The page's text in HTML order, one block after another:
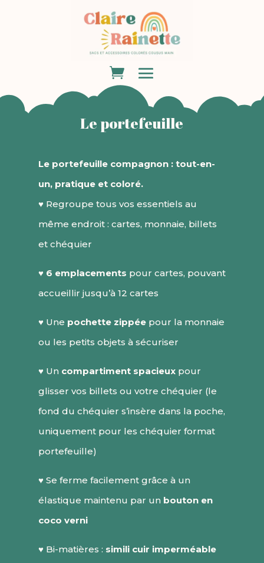
Le portefeuille
Le portefeuille compagnon : tout-en-
un, pratique et coloré.
♥ Regroupe tous vos essentiels au
même endroit : cartes, monnaie, billets
et chéquier
♥ 6 emplacements pour cartes, pouvant
accueillir jusqu’à 12 cartes
♥ Une pochette zippéepour la monnaie
ou les petits objets à sécuriser
♥ Un compartiment spacieuxpour
glisser vos billets ou votre chéquier (le
fond du chéquier s’insère dans la poche,
uniquement pour les chéquier format
portefeuille)
♥ Se ferme facilement grâce à un
élastique maintenu par unbouton en
coco verni
♥ Bi-matières : simili cuir imperméable